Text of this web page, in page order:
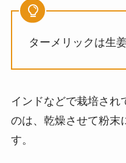
ターメリックは生
インドなどで栽培され
のは、乾燥させて粉末
す。